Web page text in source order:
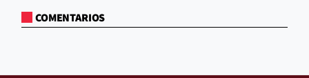
COMENTARIOS